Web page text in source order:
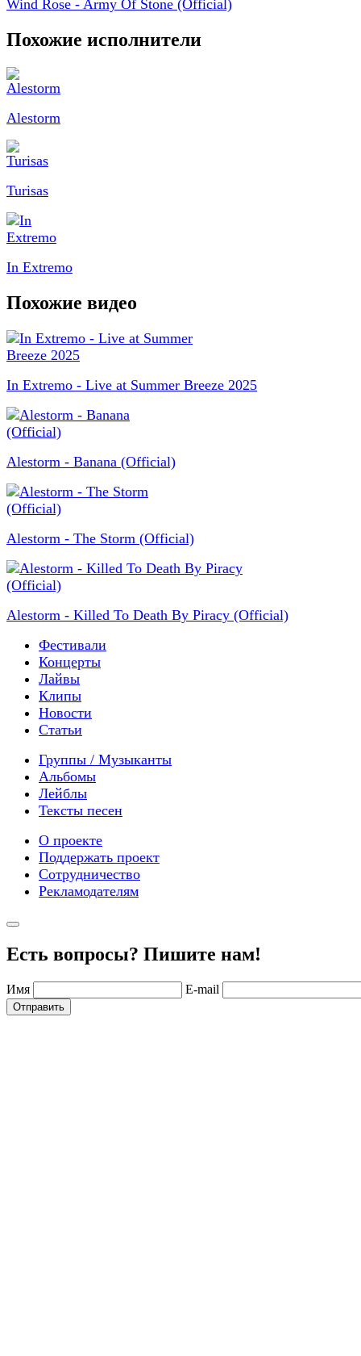
Wind Rose - Army Of Stone (Official)
Похожие исполнители
Alestorm
Turisas
In Extremo
Похожие видео
In Extremo - Live at Summer Breeze 2025
Alestorm - Banana (Official)
Alestorm - The Storm (Official)
Alestorm - Killed To Death By Piracy (Official)
Фестивали
Концерты
Лайвы
Клипы
Новости
Статьи
Группы / Музыканты
Альбомы
Лейблы
Тексты песен
О проекте
Поддержать проект
Сотрудничество
Рекламодателям
Есть вопросы? Пишите нам!
Имя E-mail